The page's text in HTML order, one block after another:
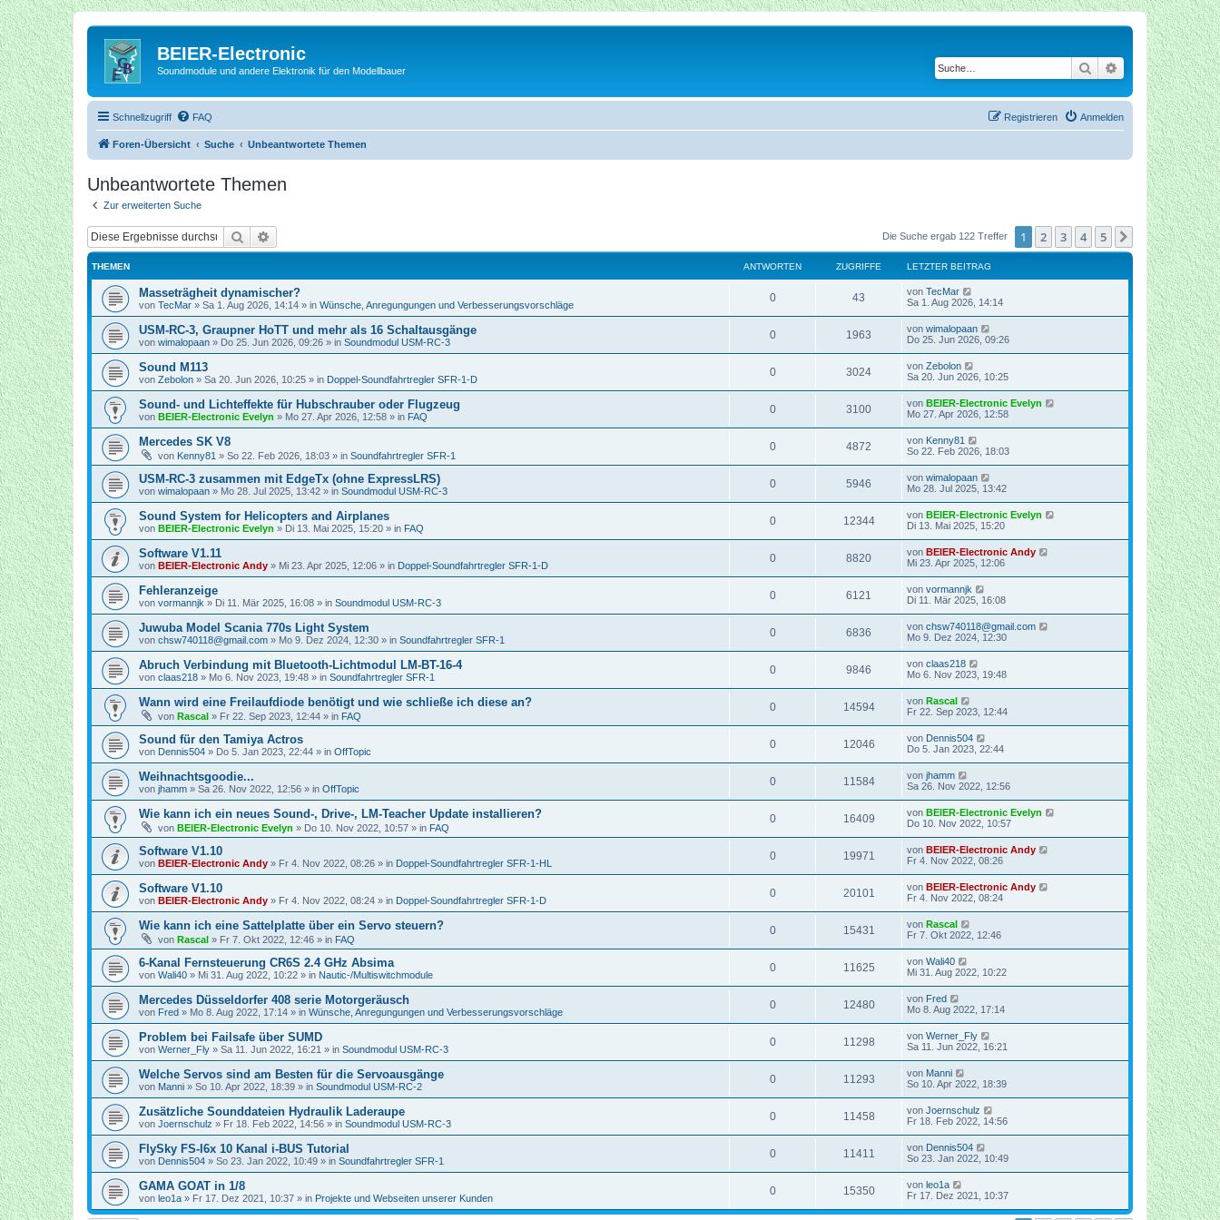
BEIER-Electronic
Soundmodule und andere Elektronik für den Modellbauer Suche Erweiterte Suche
Schnellzugriff FAQ Anmelden
Registrieren
Foren-Übersicht Suche Unbeantwortete Themen
Unbeantwortete Themen
Zur erweiterten Suche
Suche Die Suche ergab 122 Treffer 1 2 3 4 5 Nächste
THEMEN ANTWORTEN ZUGRIFFE LETZTER BEITRAG
Masseträgheit dynamischer?
von TecMar » Sa 1. Aug 2026, 14:14 » in Wünsche, Anregungungen und Verbesserungsvorschläge
0 43 von TecMar
Sa 1. Aug 2026, 14:14
USM-RC-3, Graupner HoTT und mehr als 16 Schaltausgänge
von wimalopaan » Do 25. Jun 2026, 09:26 » in Soundmodul USM-RC-3
0 1963 von wimalopaan
Do 25. Jun 2026, 09:26
Sound M113
von Zebolon » Sa 20. Jun 2026, 10:25 » in Doppel-Soundfahrtregler SFR-1-D
0 3024 von Zebolon
Sa 20. Jun 2026, 10:25
Sound- und Lichteffekte für Hubschrauber oder Flugzeug
von BEIER-Electronic Evelyn » Mo 27. Apr 2026, 12:58 » in FAQ
0 3100 von BEIER-Electronic Evelyn
Mo 27. Apr 2026, 12:58
Mercedes SK V8
von Kenny81 » So 22. Feb 2026, 18:03 » in Soundfahrtregler SFR-1
0 4872 von Kenny81
So 22. Feb 2026, 18:03
USM-RC-3 zusammen mit EdgeTx (ohne ExpressLRS)
von wimalopaan » Mo 28. Jul 2025, 13:42 » in Soundmodul USM-RC-3
0 5946 von wimalopaan
Mo 28. Jul 2025, 13:42
Sound System for Helicopters and Airplanes
von BEIER-Electronic Evelyn » Di 13. Mai 2025, 15:20 » in FAQ
0 12344 von BEIER-Electronic Evelyn
Di 13. Mai 2025, 15:20
Software V1.11
von BEIER-Electronic Andy » Mi 23. Apr 2025, 12:06 » in Doppel-Soundfahrtregler SFR-1-D
0 8820 von BEIER-Electronic Andy
Mi 23. Apr 2025, 12:06
Fehleranzeige
von vormannjk » Di 11. Mär 2025, 16:08 » in Soundmodul USM-RC-3
0 6121 von vormannjk
Di 11. Mär 2025, 16:08
Juwuba Model Scania 770s Light System
von chsw740118@gmail.com » Mo 9. Dez 2024, 12:30 » in Soundfahrtregler SFR-1
0 6836 von chsw740118@gmail.com
Mo 9. Dez 2024, 12:30
Abruch Verbindung mit Bluetooth-Lichtmodul LM-BT-16-4
von claas218 » Mo 6. Nov 2023, 19:48 » in Soundfahrtregler SFR-1
0 9846 von claas218
Mo 6. Nov 2023, 19:48
Wann wird eine Freilaufdiode benötigt und wie schließe ich diese an?
von Rascal » Fr 22. Sep 2023, 12:44 » in FAQ
0 14594 von Rascal
Fr 22. Sep 2023, 12:44
Sound für den Tamiya Actros
von Dennis504 » Do 5. Jan 2023, 22:44 » in OffTopic
0 12046 von Dennis504
Do 5. Jan 2023, 22:44
Weihnachtsgoodie...
von jhamm » Sa 26. Nov 2022, 12:56 » in OffTopic
0 11584 von jhamm
Sa 26. Nov 2022, 12:56
Wie kann ich ein neues Sound-, Drive-, LM-Teacher Update installieren?
von BEIER-Electronic Evelyn » Do 10. Nov 2022, 10:57 » in FAQ
0 16409 von BEIER-Electronic Evelyn
Do 10. Nov 2022, 10:57
Software V1.10
von BEIER-Electronic Andy » Fr 4. Nov 2022, 08:26 » in Doppel-Soundfahrtregler SFR-1-HL
0 19971 von BEIER-Electronic Andy
Fr 4. Nov 2022, 08:26
Software V1.10
von BEIER-Electronic Andy » Fr 4. Nov 2022, 08:24 » in Doppel-Soundfahrtregler SFR-1-D
0 20101 von BEIER-Electronic Andy
Fr 4. Nov 2022, 08:24
Wie kann ich eine Sattelplatte über ein Servo steuern?
von Rascal » Fr 7. Okt 2022, 12:46 » in FAQ
0 15431 von Rascal
Fr 7. Okt 2022, 12:46
6-Kanal Fernsteuerung CR6S 2.4 GHz Absima
von Wali40 » Mi 31. Aug 2022, 10:22 » in Nautic-/Multiswitchmodule
0 11625 von Wali40
Mi 31. Aug 2022, 10:22
Mercedes Düsseldorfer 408 serie Motorgeräusch
von Fred » Mo 8. Aug 2022, 17:14 » in Wünsche, Anregungungen und Verbesserungsvorschläge
0 12480 von Fred
Mo 8. Aug 2022, 17:14
Problem bei Failsafe über SUMD
von Werner_Fly » Sa 11. Jun 2022, 16:21 » in Soundmodul USM-RC-3
0 11298 von Werner_Fly
Sa 11. Jun 2022, 16:21
Welche Servos sind am Besten für die Servoausgänge
von Manni » So 10. Apr 2022, 18:39 » in Soundmodul USM-RC-2
0 11293 von Manni
So 10. Apr 2022, 18:39
Zusätzliche Sounddateien Hydraulik Laderaupe
von Joernschulz » Fr 18. Feb 2022, 14:56 » in Soundmodul USM-RC-3
0 11458 von Joernschulz
Fr 18. Feb 2022, 14:56
FlySky FS-I6x 10 Kanal i-BUS Tutorial
von Dennis504 » So 23. Jan 2022, 10:49 » in Soundfahrtregler SFR-1
0 11411 von Dennis504
So 23. Jan 2022, 10:49
GAMA GOAT in 1/8
von leo1a » Fr 17. Dez 2021, 10:37 » in Projekte und Webseiten unserer Kunden
0 15350 von leo1a
Fr 17. Dez 2021, 10:37